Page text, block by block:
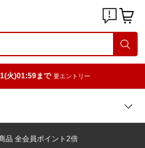
火)01:59まで 要エントリー
品 全会員ポイント2倍